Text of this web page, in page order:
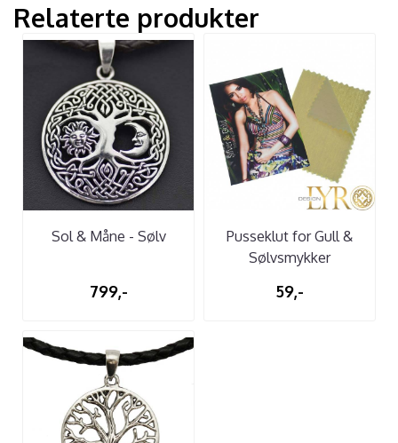
Relaterte produkter
Sol & Måne - Sølv
799,-
Pusseklut for Gull &
Sølvsmykker
59,-